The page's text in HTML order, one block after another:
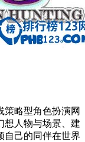
略型角色扮演网
想人物与场景、建
自己的同伴在世界